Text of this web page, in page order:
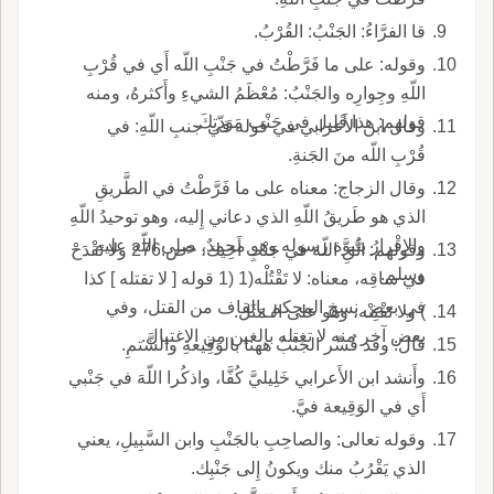
قا الفرَّاءُ: الجَنْبُ: القُرْبُ.
وقوله: على ما فَرَّطْتُ في جَنْبِ اللّه أَي في قُرْبِ
اللّهِ وجِوارِه والجَنْبُ: مُعْظَمُ الشيءِ وأَكثرهُ، ومنه
قولهم: هذا قَليل في جَنْب مَوَدّتِكَ.
وقال ابن الأَعرابي في قوله في جنبِ اللّهِ: في
قُرْبِ اللّه منَ الجَنةِ.
وقال الزجاج: معناه على ما فَرَّطْتُ في الطَّريقِ
الذي هو طَريقُ اللّهِ الذي دعاني إِليه، وهو توحيدُ اللّهِ
والإِقْرارُ بنُبوَّة رسوله وهو محمدٌ، صلى اللّه عليه
وسلم.
وقولهم: اتَّقِ اللّهَ في جَنْبِ أَخِيك، <ص:276 ولا تَقْدَحْ
في ساقِه، معناه: لا تَقْتُلْه(1 (1 قوله [ لا تقتله ] كذا
في بعض نسخ المحكم بالقاف من القتل، وفي
بعض آخر منه لا تغتله بالغين من الاغتيال.
) ولا تَفْتِنْه، وهو على الـمَثَل.
قال: وقد فُسِّر الجَنْبُ ههنا بالوَقِيعةِ والشَّتمِ.
وأَنشد ابن الأَعرابي خَلِيليَّ كُفَّا، واذكُرا اللّهَ في جَنْبي
أَي في الوَقِيعة فيَّ.
وقوله تعالى: والصاحِبِ بالجَنْبِ وابن السَّبِيلِ، يعني
الذي يَقْرُبُ منك ويكونُ إِلى جَنْبِك.